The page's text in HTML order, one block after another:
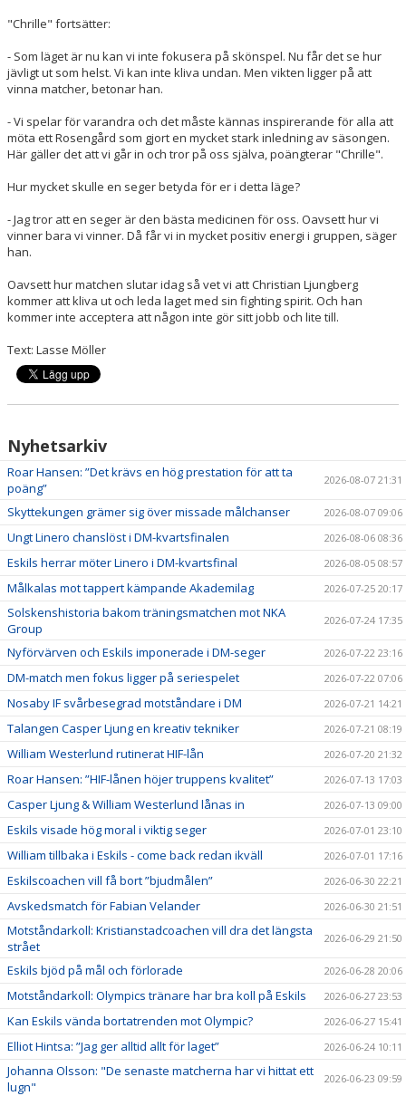
"Chrille" fortsätter:
- Som läget är nu kan vi inte fokusera på skönspel. Nu får det se hur
jävligt ut som helst. Vi kan inte kliva undan. Men vikten ligger på att
vinna matcher, betonar han.
- Vi spelar för varandra och det måste kännas inspirerande för alla att
möta ett Rosengård som gjort en mycket stark inledning av säsongen.
Här gäller det att vi går in och tror på oss själva, poängterar "Chrille".
Hur mycket skulle en seger betyda för er i detta läge?
- Jag tror att en seger är den bästa medicinen för oss. Oavsett hur vi
vinner bara vi vinner. Då får vi in mycket positiv energi i gruppen, säger
han.
Oavsett hur matchen slutar idag så vet vi att Christian Ljungberg
kommer att kliva ut och leda laget med sin fighting spirit. Och han
kommer inte acceptera att någon inte gör sitt jobb och lite till.
Text: Lasse Möller
Nyhetsarkiv
Roar Hansen: ”Det krävs en hög prestation för att ta
poäng”
2026-08-07 21:31
Skyttekungen grämer sig över missade målchanser 2026-08-07 09:06
Ungt Linero chanslöst i DM-kvartsfinalen 2026-08-06 08:36
Eskils herrar möter Linero i DM-kvartsfinal 2026-08-05 08:57
Målkalas mot tappert kämpande Akademilag 2026-07-25 20:17
Solskenshistoria bakom träningsmatchen mot NKA
Group
2026-07-24 17:35
Nyförvärven och Eskils imponerade i DM-seger 2026-07-22 23:16
DM-match men fokus ligger på seriespelet 2026-07-22 07:06
Nosaby IF svårbesegrad motståndare i DM 2026-07-21 14:21
Talangen Casper Ljung en kreativ tekniker 2026-07-21 08:19
William Westerlund rutinerat HIF-lån 2026-07-20 21:32
Roar Hansen: ”HIF-lånen höjer truppens kvalitet” 2026-07-13 17:03
Casper Ljung & William Westerlund lånas in 2026-07-13 09:00
Eskils visade hög moral i viktig seger 2026-07-01 23:10
William tillbaka i Eskils - come back redan ikväll 2026-07-01 17:16
Eskilscoachen vill få bort ”bjudmålen” 2026-06-30 22:21
Avskedsmatch för Fabian Velander 2026-06-30 21:51
Motståndarkoll: Kristianstadcoachen vill dra det längsta
strået
2026-06-29 21:50
Eskils bjöd på mål och förlorade 2026-06-28 20:06
Motståndarkoll: Olympics tränare har bra koll på Eskils 2026-06-27 23:53
Kan Eskils vända bortatrenden mot Olympic? 2026-06-27 15:41
Elliot Hintsa: ”Jag ger alltid allt för laget” 2026-06-24 10:11
Johanna Olsson: "De senaste matcherna har vi hittat ett
lugn"
2026-06-23 09:59